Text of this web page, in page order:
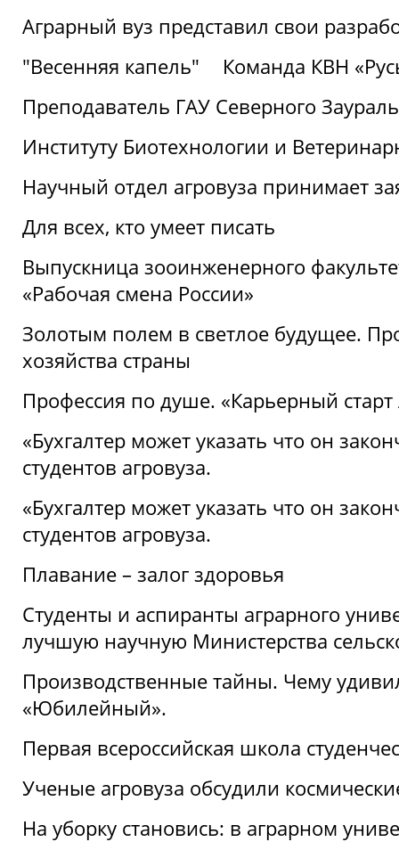
Аграрный вуз представил свои
"Весенняя капель"
Команда КВН
Преподаватель ГАУ Северного
Институту Биотехнологии и
Научный отдел агровуза принимает
Для всех, кто умеет писать
Выпускница зооинженерного
«Рабочая смена России»
Золотым полем в светлое будущее.
хозяйства страны
Профессия по душе. «Карьерный
«Бухгалтер может указать что он
студентов агровуза.
«Бухгалтер может указать что он
студентов агровуза.
Плавание – залог здоровья
Студенты и аспиранты аграрного
лучшую научную Министерства
Производственные тайны. Чему
«Юбилейный».
Первая всероссийская школа
Ученые агровуза обсудили
На уборку становись: в аграрном